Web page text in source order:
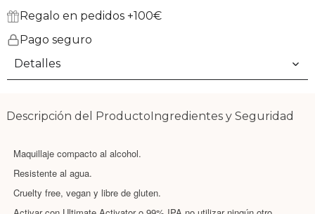
Regalo en pedidos +100€
Pago seguro
Detalles
Descripción del ProductoIngredientes y Seguridad
Maquillaje compacto al alcohol.
Resistente al agua.
Cruelty free, vegan y libre de gluten.